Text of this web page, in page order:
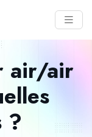
air/air
?